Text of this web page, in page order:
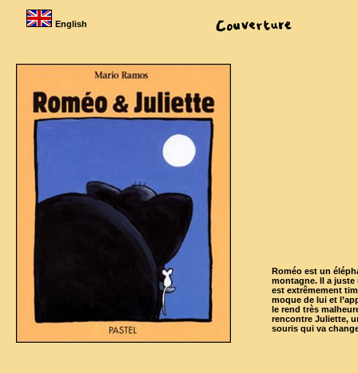
English
Roméo est un
montagne. Il a
est extrêmement
moque de lui et
le rend très
rencontre Juliette,
souris qui va